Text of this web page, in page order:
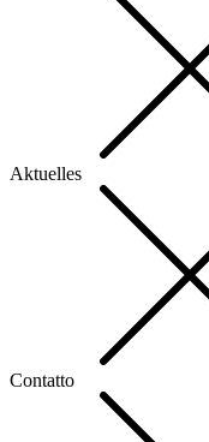
Aktuelles
Contatto